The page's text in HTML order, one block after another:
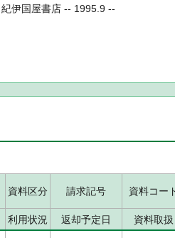
伊国屋書店 -- 1995.9 --
資料区分 請求記号 資料コー
利用状況 返却予定日 資料取扱